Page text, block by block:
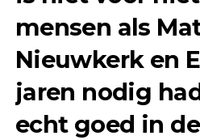
mensen als
Nieuwkerk en
jaren nodig
echt goed in